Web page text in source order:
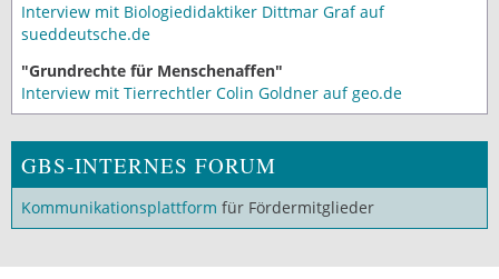
Interview mit Biologiedidaktiker Dittmar Graf auf
sueddeutsche.de
"Grundrechte für Menschenaffen"
Interview mit Tierrechtler Colin Goldner auf geo.de
GBS-INTERNES FORUM
Kommunikationsplattform für Fördermitglieder